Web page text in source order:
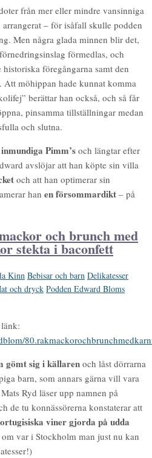
från mer eller mindre vansinniga
– för isåfall skulle podden
Men några glada minnen blir det,
förmedlas, och
föregångarna samt den
Att möhippan hade kunnat komma
berättar han också, och så får
pinsamma tillställningar medan
och slutna.
Pimm’s och längtar efter
avslöjar att han köpte sin villa
och att han optimerar sin
han en försommardikt – på
och brunch med
stekta i baconfett
Kinn Bebisar och barn Delikatesser
och dryck Podden Edward Bloms
gömt sig i källaren och låst dörrarna
barn, som annars gärna vill vara
Ryd läser upp namnen på
de tu konnässörerna konstaterar att
viner gjorda på udda
var i Stockholm man just nu kan